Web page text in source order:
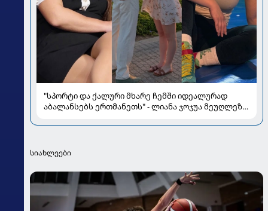
"სპორტი და ქალური მხარე ჩემში იდეალურად
აბალანსებს ერთმანეთს" - ლიანა ჯოჯუა მეუღლეზე,
სიახლეები